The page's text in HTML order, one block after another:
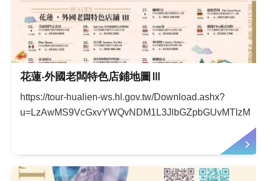
花蓮‧外國老闆特色店鋪地圖Ⅲ
https://tour-hualien-ws.hl.gov.tw/Download.ashx?